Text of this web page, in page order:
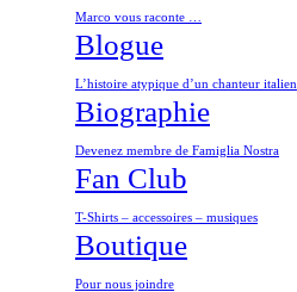
Marco vous raconte …
Blogue
L’histoire atypique d’un chanteur italien
Biographie
Devenez membre de Famiglia Nostra
Fan Club
T-Shirts – accessoires – musiques
Boutique
Pour nous joindre